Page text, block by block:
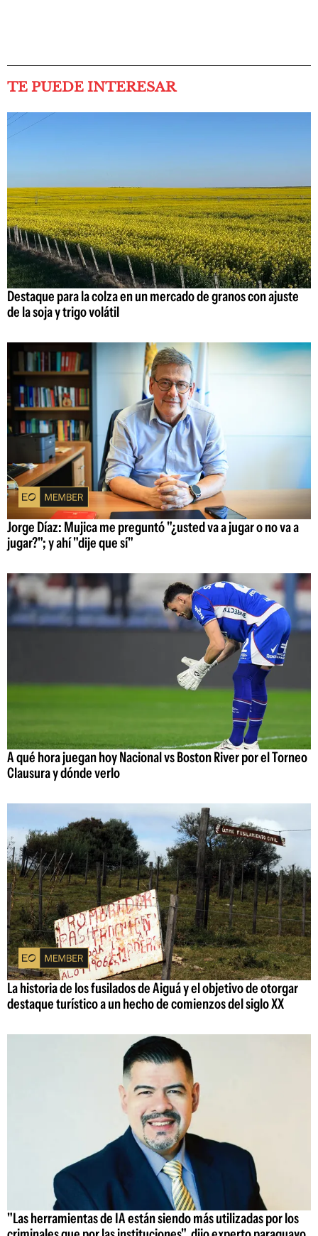
TE PUEDE INTERESAR
Destaque para la colza en un mercado de granos con ajuste
de la soja y trigo volátil
Jorge Díaz: Mujica me preguntó "¿usted va a jugar o no va a
jugar?"; y ahí "dije que sí"
A qué hora juegan hoy Nacional vs Boston River por el Torneo
Clausura y dónde verlo
La historia de los fusilados de Aiguá y el objetivo de otorgar
destaque turístico a un hecho de comienzos del siglo XX
"Las herramientas de IA están siendo más utilizadas por los